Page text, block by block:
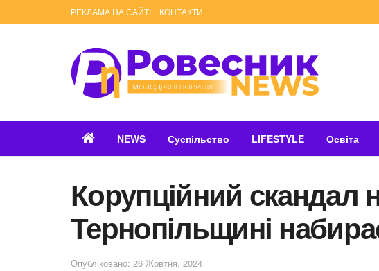
РЕКЛАМА НА САЙТІ КОНТАКТИ
NEWS Суспільство LIFESTYLE Освіта
Корупційний скандал
Тернопільщині
Опубліковано: 26 Жовтня, 2024